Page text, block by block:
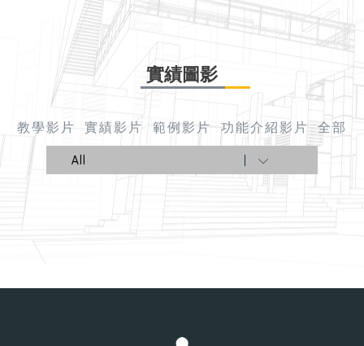
實績圖影
教學影片 實績影片 範例影片 功能介紹影片 全部